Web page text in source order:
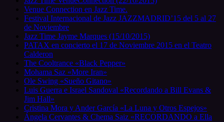
Venue Connection en Jazz Time.
Festival Internacional de Jazz JAZZMADRID’15 del 5 al 27
de Noviembre
Jazz Time Jayme Marques (15/10/2015)
PATAX en concierto el 17 de Noviembre 2015 en el Teatro
Calderon
The Cooltrance «Black Pepper»
Mohama Saz «More Iran»
Ole Swing «Sueño Gitano»
Luis Guerra e Israel Sandoval «Recordando a Bill Evans &
Jim Hall»
Cristina Mora y Ander García «La Luna y Otros Espejos»
Ángela Cervantes & Chema Saiz «RECORDANDO a Ella